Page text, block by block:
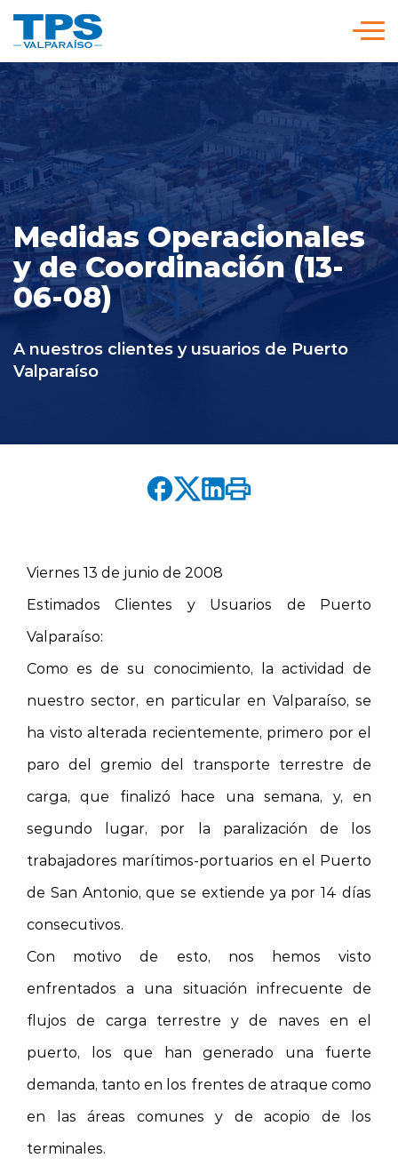
Somos TPS
Nuestra Visión Estratégica
Servicios y Tarifas
Políticas y Procedimientos
Medidas Operacionales
y de Coordinación (13-
06-08)
A nuestros clientes y usuarios de Puerto
Valparaíso
Viernes 13 de junio de 2008
Estimados Clientes y Usuarios de Puerto
Valparaíso:
Como es de su conocimiento, la actividad de
nuestro sector, en particular en Valparaíso, se
ha visto alterada recientemente, primero por el
paro del gremio del transporte terrestre de
carga, que finalizó hace una semana, y, en
segundo lugar, por la paralización de los
trabajadores marítimos-portuarios en el Puerto
de San Antonio, que se extiende ya por 14 días
consecutivos.
Con motivo de esto, nos hemos visto
enfrentados a una situación infrecuente de
flujos de carga terrestre y de naves en el
puerto, los que han generado una fuerte
demanda, tanto en los frentes de atraque como
en las áreas comunes y de acopio de los
terminales.